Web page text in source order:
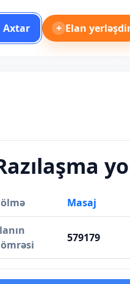
Axtar + Elan
Masaj
579179